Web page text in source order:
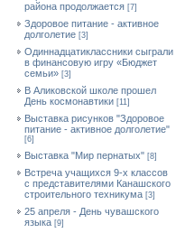
района продолжается [7]
Здоровое питание - активное
долголетие [3]
Одиннадцатиклассники сыграли
в финансовую игру «Бюджет
семьи» [3]
В Аликовской школе прошел
День космонавтики [11]
Выставка рисунков "Здоровое
питание - активное долголетие"
[6]
Выставка "Мир пернатых" [8]
Встреча учащихся 9-х классов
с представителями Канашского
строительного техникума [3]
25 апреля - День чувашского
языка [9]